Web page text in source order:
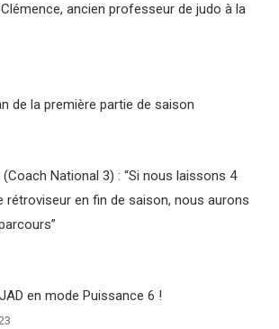
ancien professeur de judo à la
de la première partie de saison
National 3) : “Si nous laissons 4
rétroviseur en fin de saison, nous aurons
en mode Puissance 6 !